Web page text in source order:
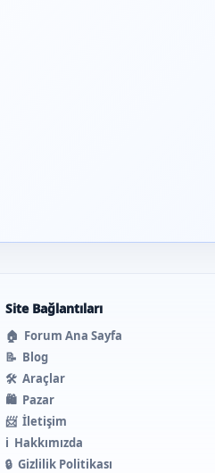
Site Bağlantıları
🏠 Forum Ana Sayfa
📝 Blog
🛠️ Araçlar
🛍️ Pazar
📨 İletişim
ℹ️ Hakkımızda
🔒 Gizlilik Politikası